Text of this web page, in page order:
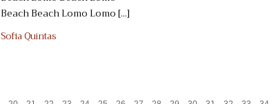
Beach Beach Lomo Lomo [...]
Sofia Quintas